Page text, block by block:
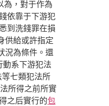
為，對于作為
依靠于下游犯
到洗錢罪在損
供給或許指定
況為條件。還
動系下游犯法
七類犯法所
所得之前所實
之后實行的包